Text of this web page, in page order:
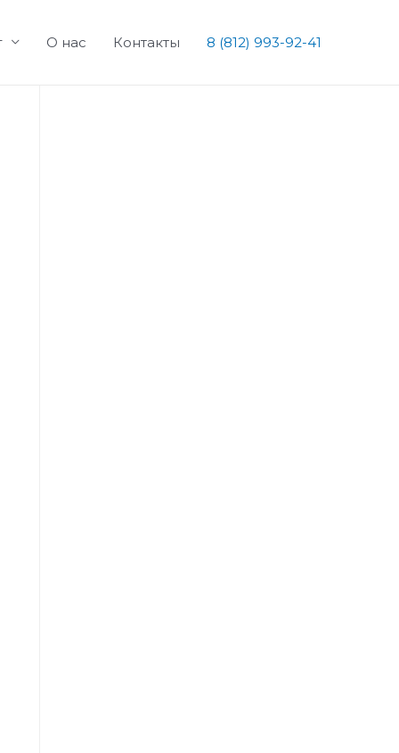
О нас Контакты 8 (812) 993-92-41